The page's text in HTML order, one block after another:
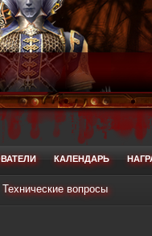
КАЛЕНДАРЬ
Технические вопросы